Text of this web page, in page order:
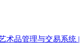
术品管理与交易系统 |